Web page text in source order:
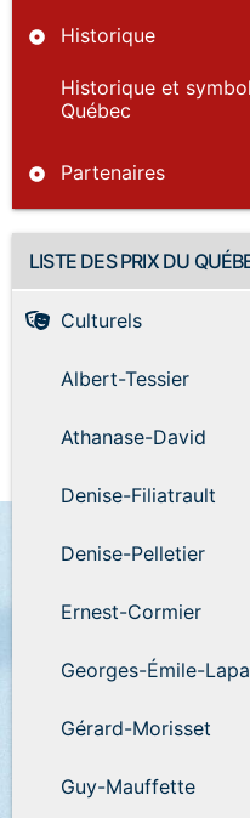
Historique
Historique et
Québec
Partenaires
LISTE DES PRIX DU
Culturels
Albert-Tessier
Athanase-David
Denise-Filiatrault
Denise-Pelletier
Ernest-Cormier
Georges-Émile-
Gérard-Morisset
Guy-Mauffette